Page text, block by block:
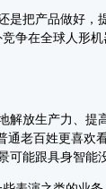
把产品做好，
争在全球人形
放生产力、提
通老百姓更喜欢
可能跟具身智能